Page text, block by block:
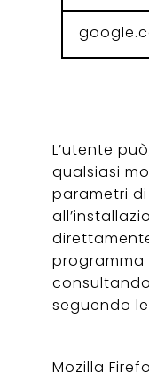
L’utente
qualsiasi
parametri
programma
seguendo
Mozilla